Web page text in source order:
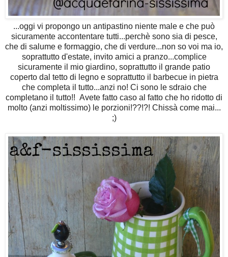
...oggi vi propongo un antipastino niente male e che può
sicuramente accontentare tutti...perchè sono sia di pesce,
che di salume e formaggio, che di verdure...non so voi ma io,
soprattutto d'estate, invito amici a pranzo...complice
sicuramente il mio giardino, soprattutto il grande patio
coperto dal tetto di legno e soprattutto il barbecue in pietra
che completa il tutto...anzi no! Ci sono le sdraio che
completano il tutto!! Avete fatto caso al fatto che ho ridotto di
molto (anzi moltissimo) le porzioni!??!?! Chissà come mai...
;)